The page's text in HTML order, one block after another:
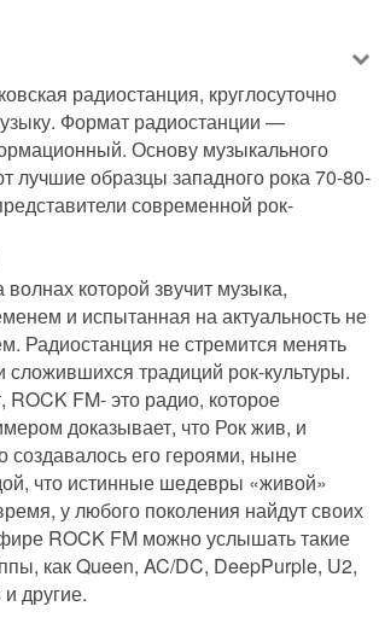
радиостанция, круглосуточно
Формат радиостанции —
Основу музыкального
лучшие образцы западного рока 70-80-
современной рок-
которой звучит музыка,
и испытанная на актуальность не
Радиостанция не стремится менять
сложившихся традиций рок-культуры.
ROCK FM- это радио, которое
доказывает, что Рок жив, и
создавалось его героями, ныне
что истинные шедевры «живой»
у любого поколения найдут своих
ROCK FM можно услышать такие
как Queen, AC/DC, DeepPurple, U2,
другие.